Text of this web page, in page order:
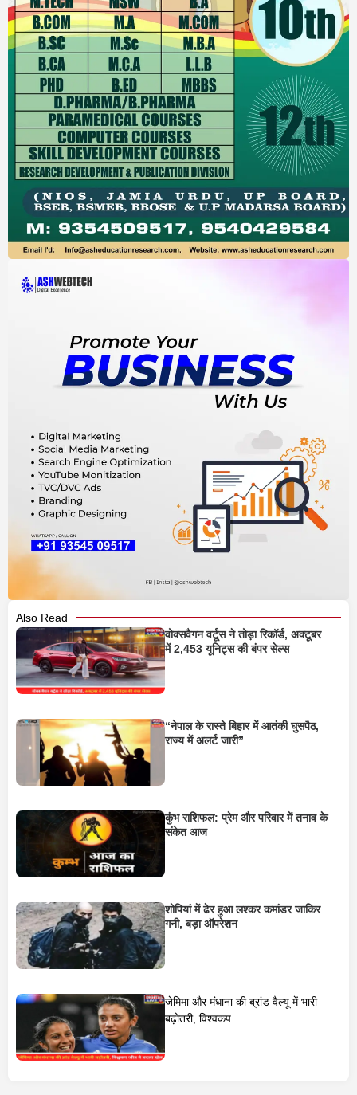
Also Read
वोक्सवैगन वर्टूस ने तोड़ा रिकॉर्ड, अक्टूबर
में 2,453 यूनिट्स की बंपर सेल्स
“नेपाल के रास्ते बिहार में आतंकी घुसपैठ,
राज्य में अलर्ट जारी”
कुंभ राशिफल: प्रेम और परिवार में तनाव के
संकेत आज
शोपियां में ढेर हुआ लश्कर कमांडर जाकिर
गनी, बड़ा ऑपरेशन
जेमिमा और मंधाना की ब्रांड वैल्यू में भारी
बढ़ोतरी, विश्वकप...